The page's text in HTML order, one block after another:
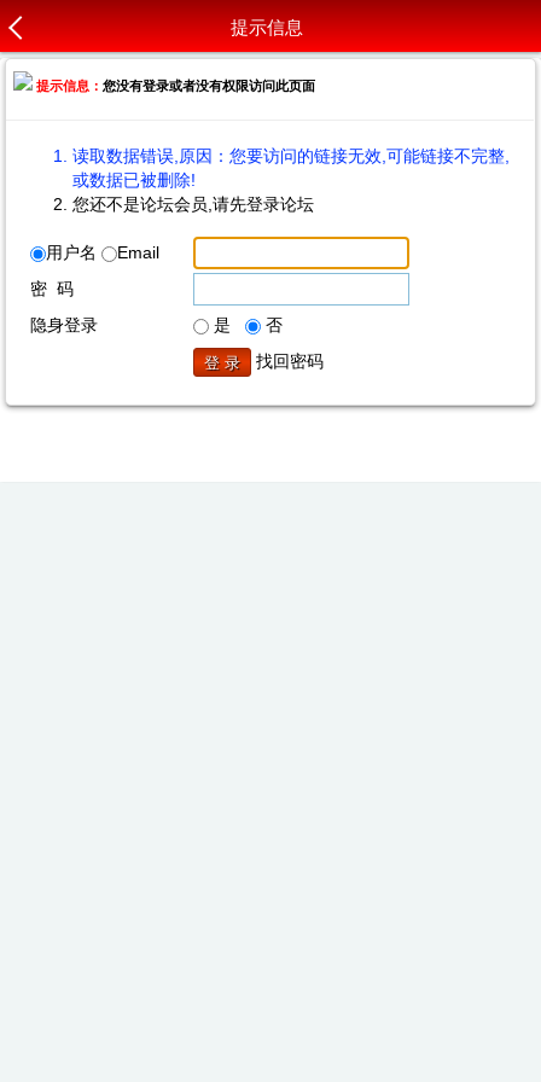
提示信息
提示信息：您没有登录或者没有权限访问此页面
读取数据错误,原因：您要访问的链接无效,可能链接不完整,
或数据已被删除!
您还不是论坛会员,请先登录论坛
用户名
Email
密 码
隐身登录
是
否
找回密码